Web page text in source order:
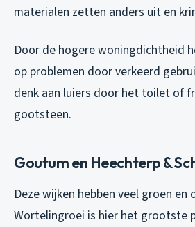
materialen zetten anders uit en
Door de hogere woningdichtheid
op problemen door verkeerd
denk aan luiers door het toilet of
gootsteen.
Goutum en Heechterp &
Deze wijken hebben veel groen en
Wortelingroei is hier het grootste